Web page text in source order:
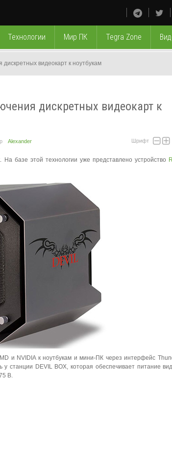
Технологии Мир ПК Tegra Zone
видеокарт к ноутбукам
дискретных видеокарт к
Alexander Шрифт
базе этой технологии уже представлено устройство
и NVIDIA к ноутбукам и мини-ПК через интерфейс
станции DEVIL BOX, которая обеспечивает питание
В.